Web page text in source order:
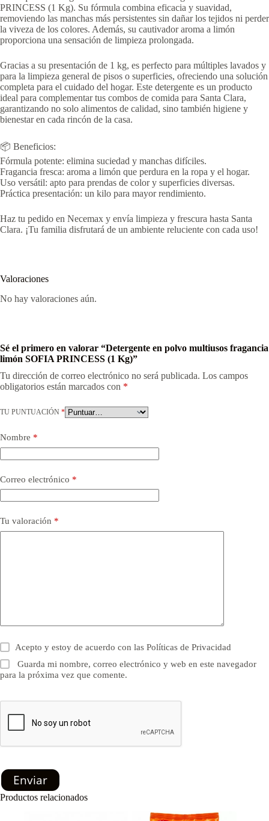
PRINCESS (1 Kg). Su fórmula combina eficacia y suavidad,
removiendo las manchas más persistentes sin dañar los tejidos ni perder
la viveza de los colores. Además, su cautivador aroma a limón
proporciona una sensación de limpieza prolongada.
Gracias a su presentación de 1 kg, es perfecto para múltiples lavados y
para la limpieza general de pisos o superficies, ofreciendo una solución
completa para el cuidado del hogar. Este detergente es un producto
ideal para complementar tus combos de comida para Santa Clara,
garantizando no solo alimentos de calidad, sino también higiene y
bienestar en cada rincón de la casa.
📦 Beneficios:
Fórmula potente: elimina suciedad y manchas difíciles.
Fragancia fresca: aroma a limón que perdura en la ropa y el hogar.
Uso versátil: apto para prendas de color y superficies diversas.
Práctica presentación: un kilo para mayor rendimiento.
Haz tu pedido en Necemax y envía limpieza y frescura hasta Santa
Clara. ¡Tu familia disfrutará de un ambiente reluciente con cada uso!
Valoraciones
No hay valoraciones aún.
Sé el primero en valorar “Detergente en polvo multiusos fragancia
limón SOFIA PRINCESS (1 Kg)”
Tu dirección de correo electrónico no será publicada. Los campos
obligatorios están marcados con *
TU PUNTUACIÓN *
Nombre *
Correo electrónico *
Tu valoración *
Acepto y estoy de acuerdo con lasPolíticas de Privacidad
Guarda mi nombre, correo electrónico y web en este navegador
para la próxima vez que comente.
Enviar
Productos relacionados